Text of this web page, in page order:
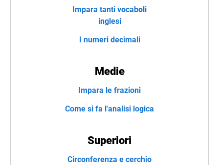
Impara tanti vocaboli
inglesi
I numeri decimali
Medie
Impara le frazioni
Come si fa l'analisi logica
Superiori
Circonferenza e cerchio